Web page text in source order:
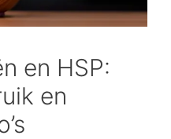
en HSP:
en